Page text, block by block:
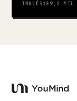
INGLÊS189,2 MIL